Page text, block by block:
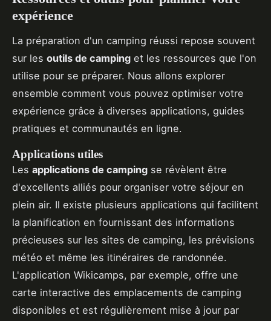
expérience
La préparation d'un camping réussi repose souvent
sur les outils de camping et les ressources que l'on
utilise pour se préparer. Nous allons explorer
ensemble comment vous pouvez optimiser votre
expérience grâce à diverses applications, guides
pratiques et communautés en ligne.
Applications utiles
Les applications de camping se révèlent être
d'excellents alliés pour organiser votre séjour en
plein air. Il existe plusieurs applications qui facilitent
la planification en fournissant des informations
précieuses sur les sites de camping, les prévisions
météo et même les itinéraires de randonnée.
L'application Wikicamps, par exemple, offre une
carte interactive des emplacements de camping
disponibles et est régulièrement mise à jour par